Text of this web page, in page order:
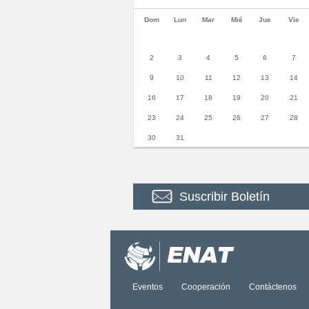
Dom Lun Mar Mié Jue Vie
2 3 4 5 6 7
9 10 11 12 13 14
16 17 18 19 20 21
23 24 25 26 27 28
30 31
Suscribir Boletín
Eventos Cooperación Contáctenos